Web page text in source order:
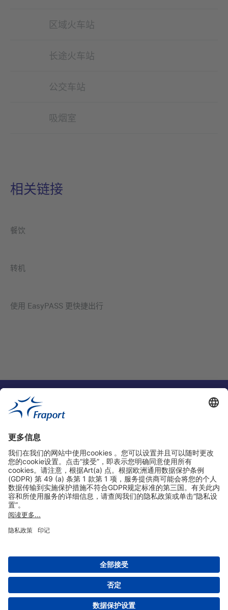
区域火车站
长途火车站
公交车站
吸烟室
相关链接
餐饮
转机
使用 EasyPASS 更快捷出行
实用链接
购物&线上预定
关于我们
设置
版权 2004- 2026 Fraport AG - Frankfurt Airport Services Worldwide